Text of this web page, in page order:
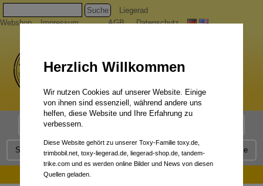
Suche
Liegerad
Webshop
Impressum AGB Datenschutz
Liegerad Modelle
Service Qualität Liegerad News Kontakt Presse
Recumbent UK 2001 (en):
Herzlich Willkommen
Wir nutzen Cookies auf unserer Website. Einige
von ihnen sind essenziell, während andere uns
helfen, diese Website und Ihre Erfahrung zu
verbessern.
Diese Website gehört zu unserer Toxy-Familie toxy.de,
trimbobil.net, toxy-liegerad.de, liegerad-shop.de, tandem-
trike.com und es werden online Bilder und News von diesen
Quellen geladen.